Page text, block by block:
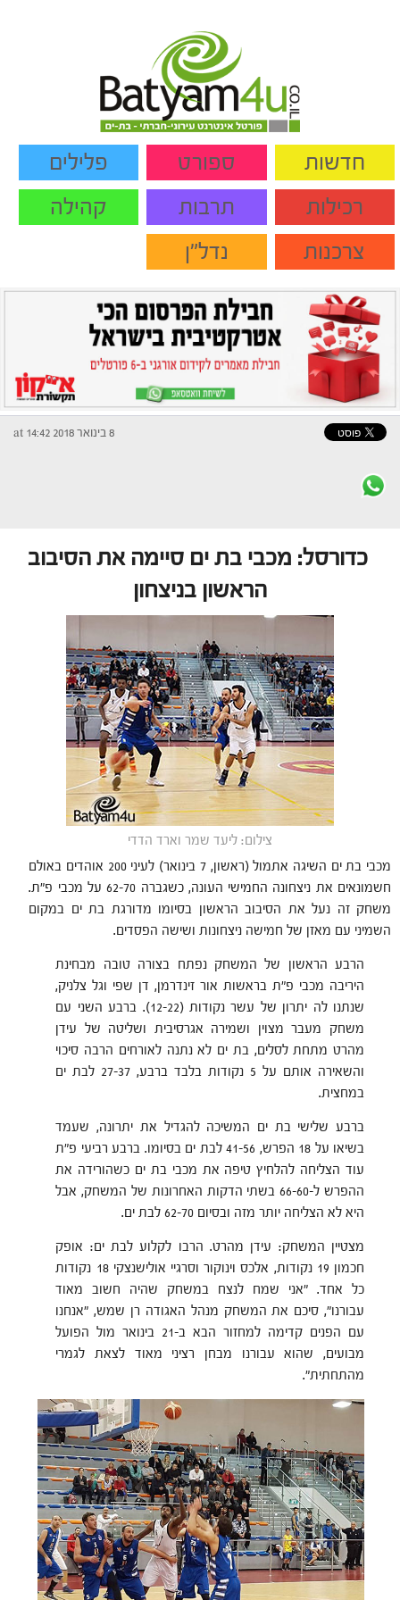
חדשות ספורט
פלילים
רכילות
תרבות
קהילה
צרכנות
נדל"ן
8 בינואר 2018 at 14:42
כדורסל: מכבי בת ים סיימה את הסיבוב
הראשון בניצחון
צילום: ליעד שמר וארד הדדי
מכבי בת ים השיגה אתמול (ראשון, 7 בינואר) לעיני 200 אוהדים באולם
חשמונאים את ניצחונה החמישי העונה, כשגברה 62-70 על מכבי פ"ת.
משחק זה נעל את הסיבוב הראשון בסיומו מדורגת בת ים במקום
השמיני עם מאזן של חמישה ניצחונות ושישה הפסדים.
הרבע הראשון של המשחק נפתח בצורה טובה מבחינת
היריבה מכבי פ"ת בראשות אור זינדרמן, דן שפי וגל צלניק,
שנתנו לה יתרון של עשר נקודות (12-22). ברבע השני עם
משחק מעבר מצוין ושמירה אגרסיבית ושליטה של עידן
מהרט מתחת לסלים, בת ים לא נתנה לאורחים הרבה סיכוי
והשאירה אותם על 5 נקודות בלבד ברבע, 27-37 לבת ים
במחצית.
ברבע שלישי בת ים המשיכה להגדיל את יתרונה, שעמד
בשיאו על 18 הפרש, 41-56 לבת ים בסיומו. ברבע רביעי פ"ת
עוד הצליחה להלחיץ טיפה את מכבי בת ים כשהורידה את
ההפרש ל-66-60 בשתי הדקות האחרונות של המשחק, אבל
היא לא הצליחה יותר מזה ובסיום 62-70 לבת ים.
מצטיין המשחק: עידן מהרט. הרבו לקלוע לבת ים: אופק
חכמון 19 נקודות, אלכס וינוקור וסרגיי אולישנצקי 18 נקודות
כל אחד. "אני שמח לנצח במשחק שהיה חשוב מאוד
עבורנו", סיכם את המשחק מנהל האגודה רן שמש, "אנחנו
עם הפנים קדימה למחזור הבא ב-21 בינואר מול הפועל
מבועים, שהוא עבורנו מבחן רציני מאוד לצאת לגמרי
מהתחתית".